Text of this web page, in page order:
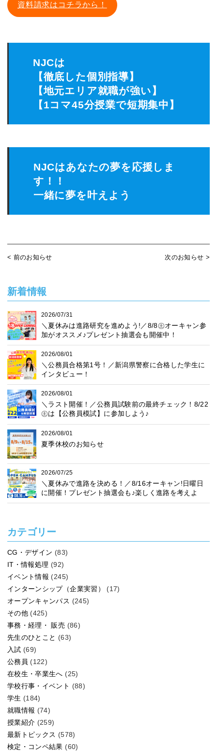
資料請求はコチラから！
NJCは
【徹底した個別指導】
【地元エリア就職が強い】
【1コマ45分授業で短期集中】
NJCはあなたの夢を応援しま
す！！
一緒に夢を叶えよう
< 前のお知らせ 次のお知らせ >
新着情報
2026/07/31
＼夏休みは進路研究を進めよう!／8/8㊏オーキャン参
加がオススメ♪プレゼント抽選会も開催中！
2026/08/01
＼公務員合格第1号！／新潟県警察に合格した学生に
インタビュー！
2026/08/01
＼ラスト開催！／公務員試験前の最終チェック！8/22
㊏は【公務員模試】に参加しよう♪
2026/08/01
夏季休校のお知らせ
2026/07/25
＼夏休みで進路を決める！／8/16オーキャン!日曜日
に開催！プレゼント抽選会も♪楽しく進路を考えよ
う！
カテゴリー
CG・デザイン (83)
IT・情報処理 (92)
イベント情報 (245)
インターンシップ（企業実習）
(17)
オープンキャンパス (245)
その他 (425)
事務・経理・ 販売 (86)
先生のひとこと (63)
入試 (69)
公務員 (122)
在校生・卒業生へ (25)
学校行事・イベント (88)
学生 (184)
就職情報 (74)
授業紹介 (259)
最新トピックス (578)
検定・コンペ結果 (60)